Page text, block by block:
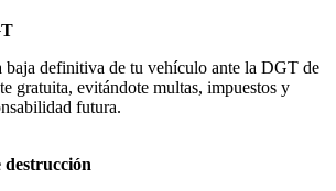
baja definitiva de tu vehículo ante la DGT de
gratuita, evitándote multas, impuestos y
futura.